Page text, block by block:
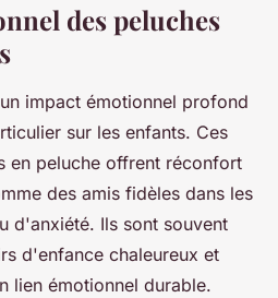
des peluches
impact émotionnel profond
sur les enfants. Ces
en peluche offrent réconfort
des amis fidèles dans les
d'anxiété. Ils sont souvent
d'enfance chaleureux et
lien émotionnel durable.